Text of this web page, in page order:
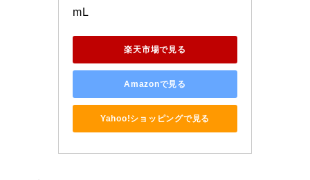
mL
楽天市場で見る
Amazonで見る
Yahoo!ショッピングで見る